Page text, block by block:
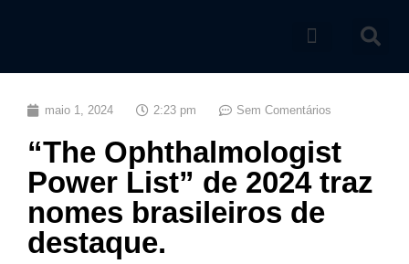
maio 1, 2024 2:23 pm Sem Comentários
“The Ophthalmologist
Power List” de 2024 traz
nomes brasileiros de
destaque.